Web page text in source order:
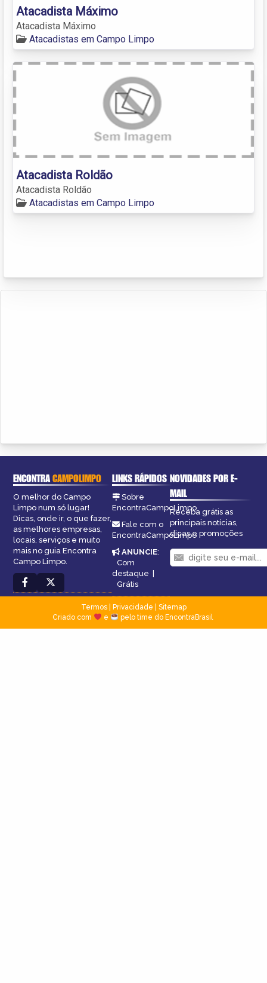
Atacadista Máximo
Atacadista Máximo
Atacadistas em Campo Limpo
Atacadista Roldão
Atacadista Roldão
Atacadistas em Campo Limpo
ENCONTRACAMPOLIMPO
O melhor do Campo
Limpo num só lugar!
Dicas, onde ir, o que fazer,
as melhores empresas,
locais, serviços e muito
mais no guia Encontra
Campo Limpo.
LINKS RÁPIDOS
Sobre
EncontraCampoLimpo
Fale com o
EncontraCampoLimpo
ANUNCIE:
Com
destaque |
Grátis
NOVIDADES POR E-
MAIL
Receba grátis as
principais notícias,
dicas e promoções
Termos| Privacidade
Sitemap
Criado com
e pelo time do EncontraBrasil